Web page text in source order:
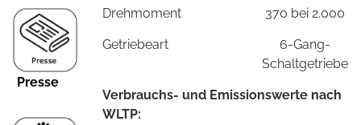
Presse
Drehmoment 370 bei 2.000
Getriebeart
6-Gang-
Schaltgetriebe
Verbrauchs- und Emissionswerte nach
WLTP: